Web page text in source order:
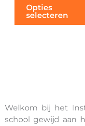
Opties
selecteren
Welkom bij het
school gewijd aan